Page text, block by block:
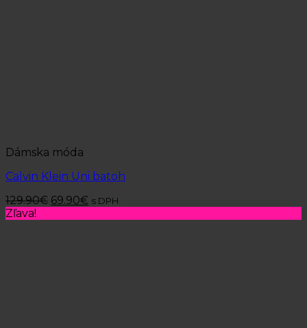
Dámska móda
Calvin Klein Uni batoh
129.90€ 69.90€ s DPH
Zľava!